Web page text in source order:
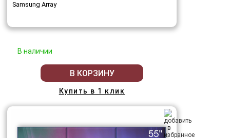
Samsung Array
В наличии
В КОРЗИНУ
Купить в 1 клик